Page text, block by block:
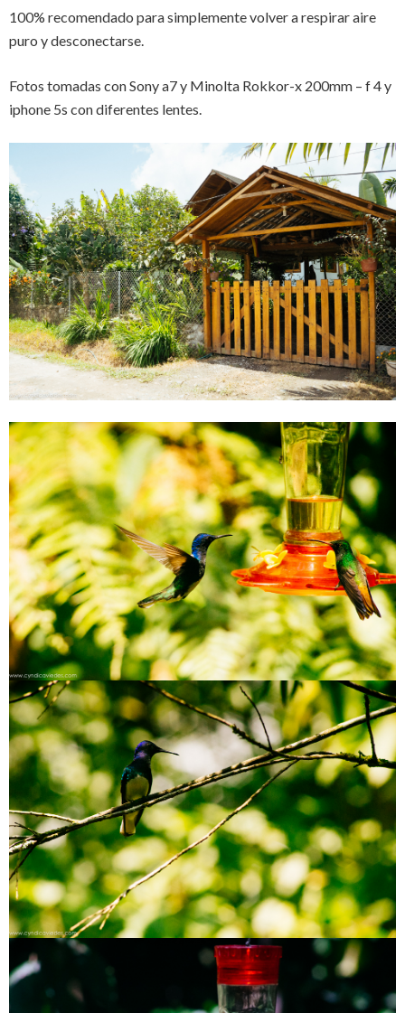
100% recomendado para simplemente volver a respirar aire
puro y desconectarse.
Fotos tomadas con Sony a7 y Minolta Rokkor-x 200mm – f 4 y
iphone 5s con diferentes lentes.